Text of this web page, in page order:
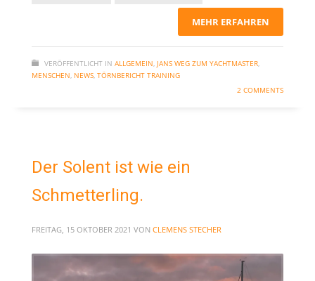
MEHR ERFAHREN
VERÖFFENTLICHT IN ALLGEMEIN, JANS WEG ZUM YACHTMASTER,
MENSCHEN, NEWS, TÖRNBERICHT TRAINING
2 COMMENTS
Der Solent ist wie ein
Schmetterling.
FREITAG, 15 OKTOBER 2021 VON CLEMENS STECHER